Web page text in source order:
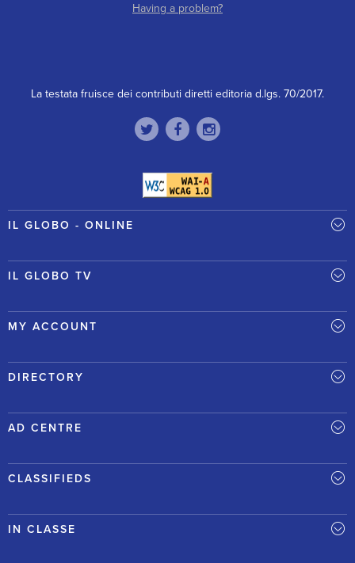
Having a problem?
La testata fruisce dei contributi diretti editoria d.lgs. 70/2017.
IL GLOBO - ONLINE
IL GLOBO TV
MY ACCOUNT
DIRECTORY
AD CENTRE
CLASSIFIEDS
IN CLASSE